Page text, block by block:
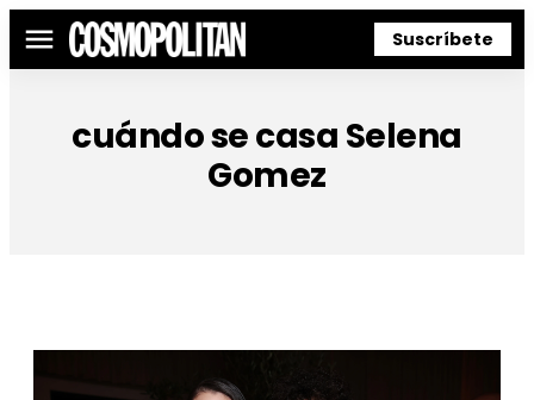
Menú Suscríbete
cuándo se casa Selena
Gomez